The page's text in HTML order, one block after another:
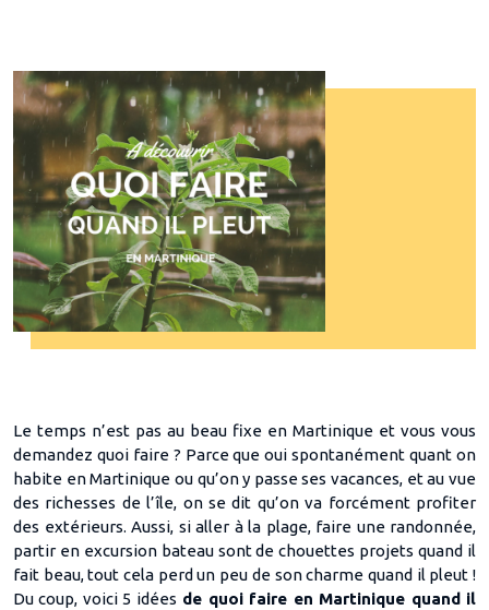
Le temps n’est pas au beau fixe en Martinique et vous vous
demandez quoi faire ? Parce que oui spontanément quant on
habite en Martinique ou qu’on y passe ses vacances, et au vue
des richesses de l’île, on se dit qu’on va forcément profiter
des extérieurs. Aussi, si aller à la plage, faire une randonnée,
partir en excursion bateau sont de chouettes projets quand il
fait beau, tout cela perd un peu de son charme quand il pleut !
Du coup, voici 5 idées de quoi faire en Martinique quand il